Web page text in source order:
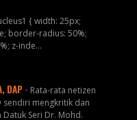
{ width: 25px;
border-radius: 50%;
z-inde...
DAP- Rata-rata netizen
sendiri mengkritik dan
Seri Dr. Mohd.